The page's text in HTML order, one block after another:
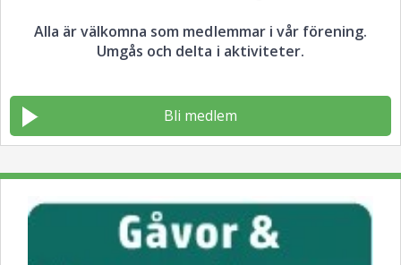
Alla är välkomna som medlemmar i vår förening.
Umgås och delta i aktiviteter.
Bli medlem